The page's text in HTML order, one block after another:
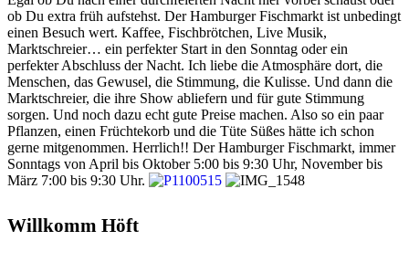
ob Du extra früh aufstehst. Der Hamburger Fischmarkt ist unbedingt
einen Besuch wert. Kaffee, Fischbrötchen, Live Musik,
Marktschreier… ein perfekter Start in den Sonntag oder ein
perfekter Abschluss der Nacht. Ich liebe die Atmosphäre dort, die
Menschen, das Gewusel, die Stimmung, die Kulisse. Und dann die
Marktschreier, die ihre Show abliefern und für gute Stimmung
sorgen. Und noch dazu echt gute Preise machen. Also so ein paar
Pflanzen, einen Früchtekorb und die Tüte Süßes hätte ich schon
gerne mitgenommen. Herrlich!! Der Hamburger Fischmarkt, immer
Sonntags von April bis Oktober 5:00 bis 9:30 Uhr, November bis
März 7:00 bis 9:30 Uhr.
Willkomm Höft